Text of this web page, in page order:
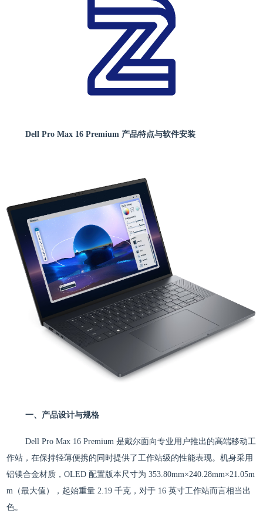
Dell Pro Max 16 Premium 产品特点与软件安装
一、产品设计与规格
Dell Pro Max 16 Premium 是戴尔面向专业用户推出的高端移动工
作站，在保持轻薄便携的同时提供了工作站级的性能表现。机身采用
铝镁合金材质，OLED 配置版本尺寸为 353.80mm×240.28mm×21.05m
m（最大值），起始重量 2.19 千克，对于 16 英寸工作站而言相当出
色。